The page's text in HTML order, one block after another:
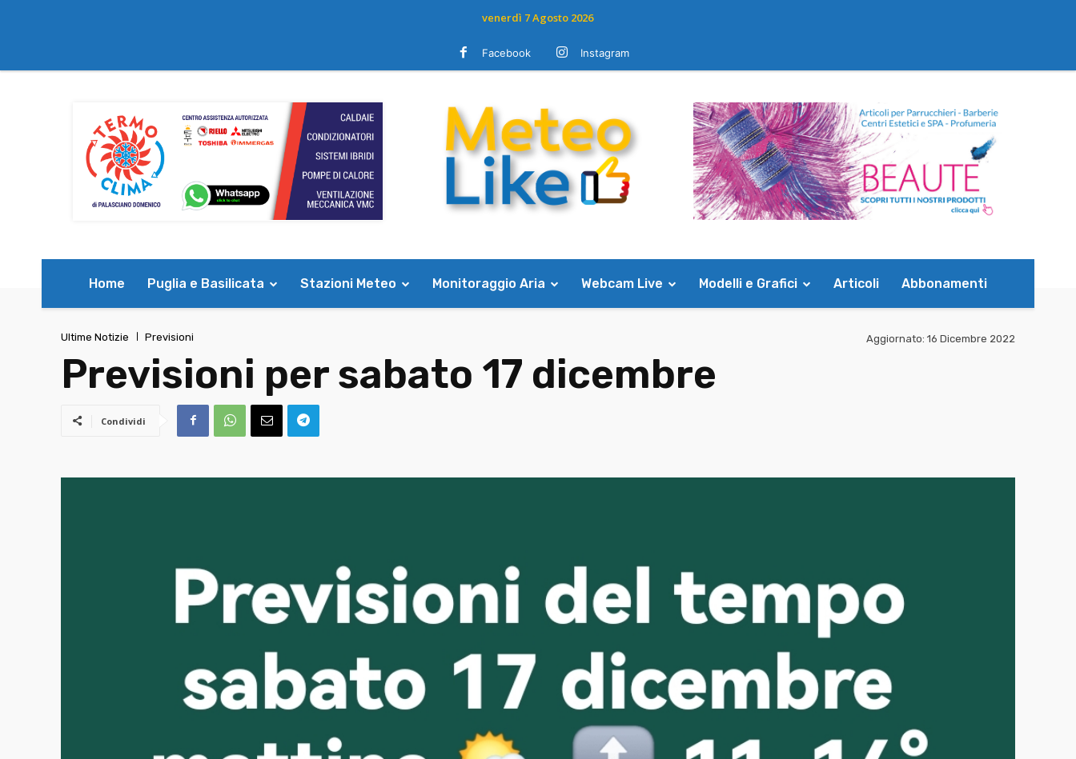
venerdì 7 Agosto 2026
Facebook Instagram
Home Puglia e Basilicata Stazioni Meteo Monitoraggio Aria Webcam Live Modelli e Grafici Articoli Abbonamenti
Ultime Notizie Previsioni Aggiornato: 16 Dicembre 2022
Previsioni per sabato 17 dicembre
Condividi